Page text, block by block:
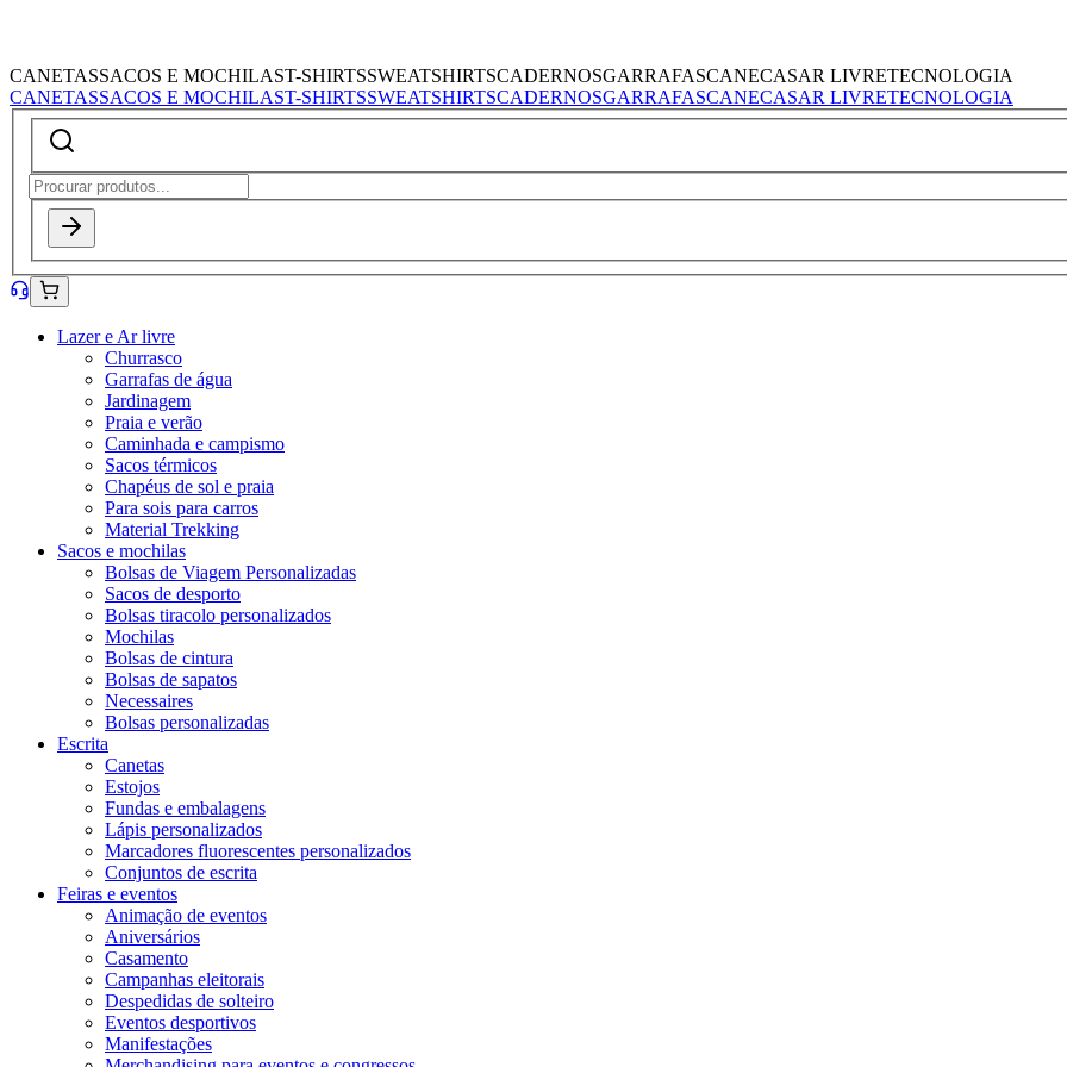
CANETASSACOS E MOCHILAST-SHIRTSSWEATSHIRTSCADERNOSGARRAFASCANECASAR LIVRETECNOLOGIA
CANETASSACOS E MOCHILAST-SHIRTSSWEATSHIRTSCADERNOSGARRAFASCANECASAR LIVRETECNOLOGIA
Lazer e Ar livre
Churrasco
Garrafas de água
Jardinagem
Praia e verão
Caminhada e campismo
Sacos térmicos
Chapéus de sol e praia
Para sois para carros
Material Trekking
Sacos e mochilas
Bolsas de Viagem Personalizadas
Sacos de desporto
Bolsas tiracolo personalizados
Mochilas
Bolsas de cintura
Bolsas de sapatos
Necessaires
Bolsas personalizadas
Escrita
Canetas
Estojos
Fundas e embalagens
Lápis personalizados
Marcadores fluorescentes personalizados
Conjuntos de escrita
Feiras e eventos
Animação de eventos
Aniversários
Casamento
Campanhas eleitorais
Despedidas de solteiro
Eventos desportivos
Manifestações